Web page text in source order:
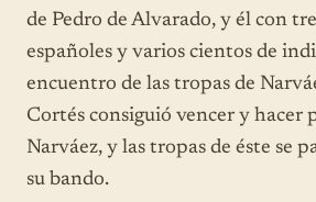
de Pedro de Alvarado, y él con
españoles y varios cientos de
encuentro de las tropas de
Cortés consiguió vencer y hacer
Narváez, y las tropas de éste se
su bando.